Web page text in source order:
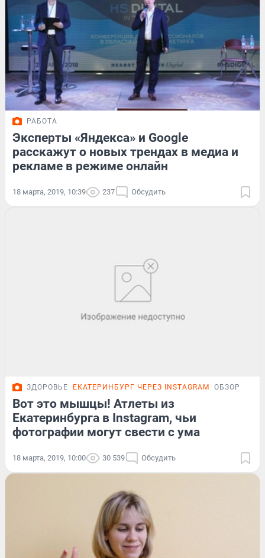
РАБОТА
Эксперты «Яндекса» и Google
расскажут о новых трендах в медиа и
рекламе в режиме онлайн
18 марта, 2019, 10:39 237 Обсудить
ЗДОРОВЬЕ ЕКАТЕРИНБУРГ ЧЕРЕЗ INSTAGRAM ОБЗОР
Вот это мышцы! Атлеты из
Екатеринбурга в Instagram, чьи
фотографии могут свести с ума
18 марта, 2019, 10:00 30 539 Обсудить